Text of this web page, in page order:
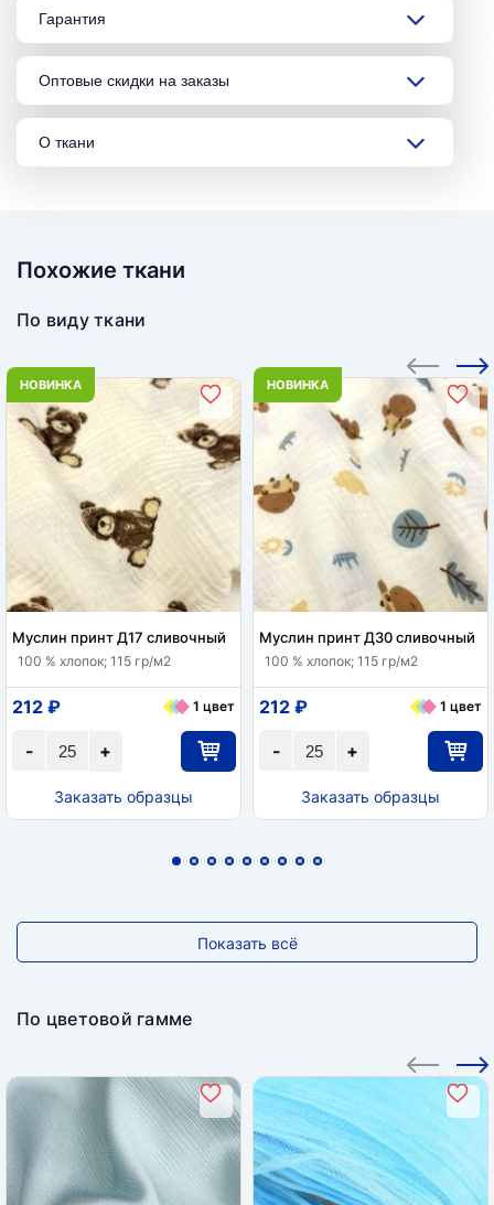
Гарантия
Оптовые скидки на заказы
О ткани
Похожие ткани
По виду ткани
НОВИНКА
Муслин принт Д17 сливочный
100 % хлопок; 115 гр/м2
+
-
212 ₽ 1 цвет
Заказать образцы
НОВИНКА
Муслин принт Д30 сливочный
100 % хлопок; 115 гр/м2
+
-
212 ₽ 1 цвет
Заказать образцы
Показать всё
По цветовой гамме